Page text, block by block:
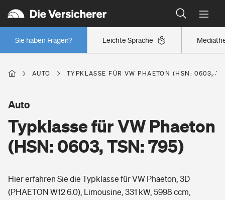
Leichte Sprache
Sie haben Fragen?
Wer versichert was: Jetzt Versicherer finden
Regionalklassen: So ist Ihre Region eingestuft
Wer versichert was: Jetzt Versicherer finden
Berufsunfähigkeitsversicherung
Erwerbsunfähigkeitsversicherung
Grundfähigkeitsversicherung
Wohnen
Freizeit
AUTO TYPKLASSE FÜR VW PHAETON (HSN: 0603,
Typklasse für VW Phaeton
(HSN: 0603, TSN: 795)
Auto
Hier erfahren Sie die Typklasse für VW Phaeton, 3D
(PHAETON W12 6.0), Limousine, 331 kW, 5998 ccm,